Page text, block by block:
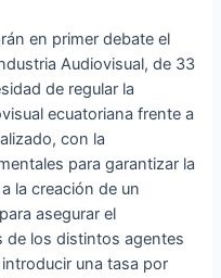
en primer debate el
Audiovisual, de 33
de regular la
ecuatoriana frente a
con la
para garantizar la
la creación de un
asegurar el
de los distintos agentes
una tasa por